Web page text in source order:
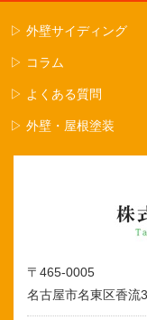
▷ 外壁サイディング
▷ コラム
▷ よくある質問
▷ 外壁・屋根塗装
〒465-0005
名古屋市名東区香流